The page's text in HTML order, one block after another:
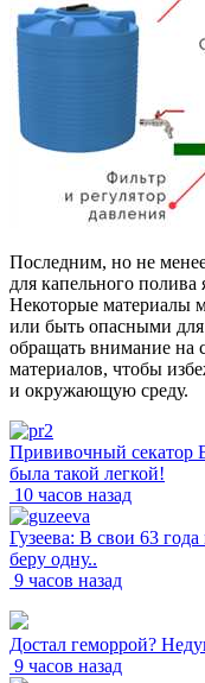
Последним, но не
для капельного полива
Некоторые материалы
или быть опасными
обращать внимание на
материалов, чтобы
и окружающую среду.
Прививочный секатор
была такой легкой!
10 часов назад
Гузеева: В свои 63
беру одну..
9 часов назад
Достал геморрой?
9 часов назад